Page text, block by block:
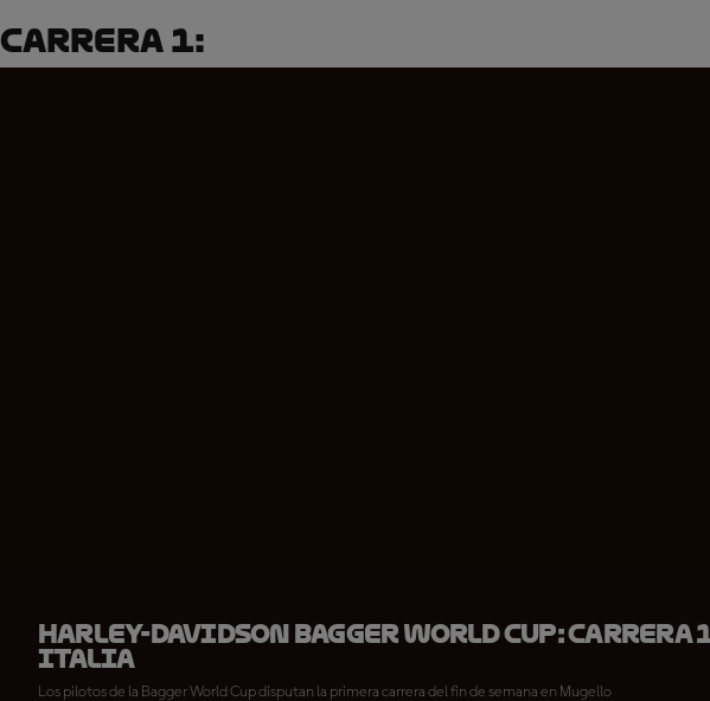
Carrera 1:
Harley-Davidson Bagger World Cup: Carrera
Italia
Los pilotos de la Bagger World Cup disputan la primera carrera del fin de semana en Mugello